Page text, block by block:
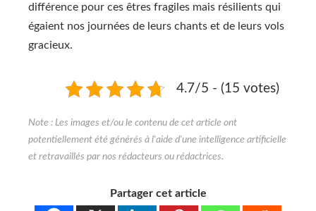
différence pour ces êtres fragiles mais résilients qui
égaient nos journées de leurs chants et de leurs vols
gracieux.
4.7/5 - (15 votes)
Partager cet article